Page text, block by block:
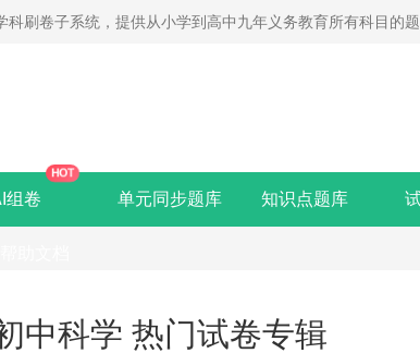
刷卷子系统，提供从小学到高中九年义务教育所有科目的
组卷
HOT
单元同步题库 知识点题库
中科学 热门试卷专辑